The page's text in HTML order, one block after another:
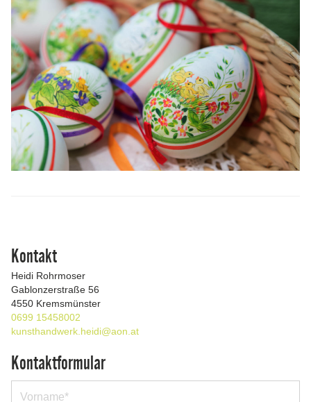
Kontakt
Heidi Rohrmoser
Gablonzerstraße 56
4550 Kremsmünster
0699 15458002
kunsthandwerk.heidi@aon.at
Kontaktformular